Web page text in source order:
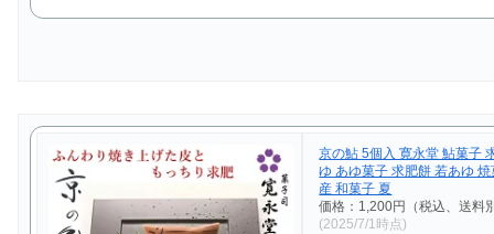
京の鮎 5個入 寛永堂 鮎菓子
ゆ あゆ菓子 求肥餅 若あゆ
産 和菓子 夏
価格：1,200円（税込、送料
(2025/7/1時点)